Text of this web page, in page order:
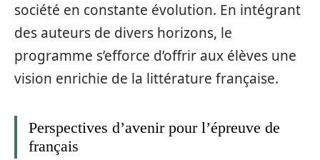
société en constante évolution. En intégrant
des auteurs de divers horizons, le
programme s’efforce d’offrir aux élèves une
vision enrichie de la littérature française.
Perspectives d’avenir pour l’épreuve de
français